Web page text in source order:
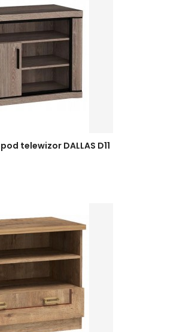
telewizor DALLAS D11